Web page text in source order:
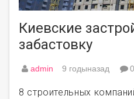
Киевские
забастовку
admin 9 годыназад 0
8 строительных